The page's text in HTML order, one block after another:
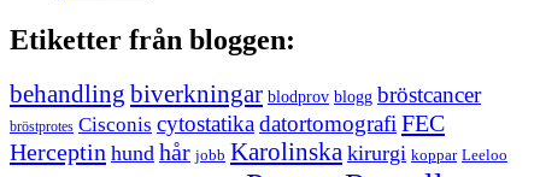
Etiketter från bloggen:
behandling biverkningar blodprov blogg bröstcancer
bröstprotes Cisconis cytostatikadatortomografiFEC
Herceptin hund hår jobb Karolinska kirurgi koppar Leeloo